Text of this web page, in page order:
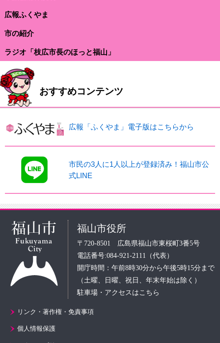
広報ふくやま
市の紹介
ラジオ「枝広市長のほっと福山」
おすすめコンテンツ
広報「ふくやま」電子版はこちらから
市民の3人に1人以上が登録済み！福山市公
式LINE
福山市役所
〒720-8501 広島県福山市東桜町3番5号
電話番号:084-921-2111（代表）
開庁時間：午前8時30分から午後5時15分まで
（土曜、日曜、祝日、年末年始は除く）
駐車場・アクセスはこちら
リンク・著作権・免責事項
個人情報保護